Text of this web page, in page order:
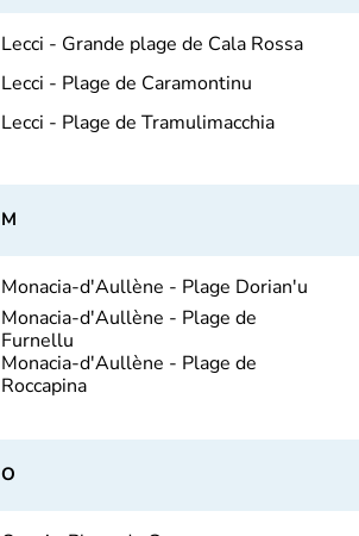
Lecci - Grande plage de Cala Rossa
Lecci - Plage de Caramontinu
Lecci - Plage de Tramulimacchia
M
Monacia-d'Aullène - Plage Dorian'u
Monacia-d'Aullène - Plage de
Furnellu
Monacia-d'Aullène - Plage de
Roccapina
O